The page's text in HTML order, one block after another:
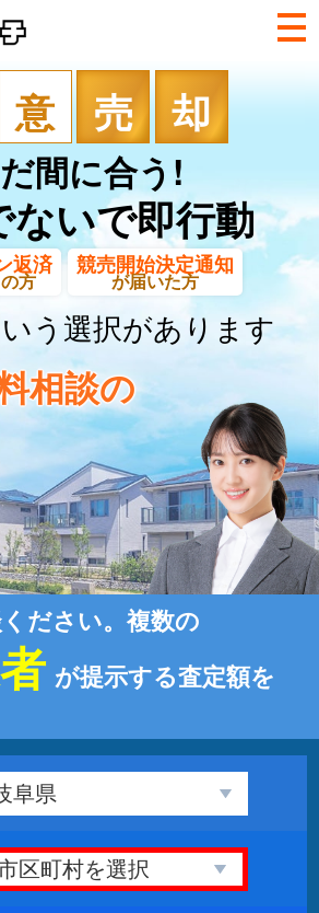
意 売 却
間に合う!
ないで即行動
返済
方
競売開始決定通知
が届いた方
う選択があります
相談の
ださい。複数の
が提示する査定額を